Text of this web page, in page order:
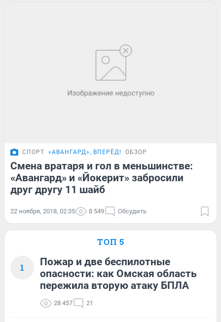
СПОРТ «АВАНГАРД», ВПЕРЁД! ОБЗОР
Смена вратаря и гол в меньшинстве:
«Авангард» и «Йокерит» забросили
друг другу 11 шайб
22 ноября, 2018, 02:35 8 549 Обсудить
ТОП 5
1
Пожар и две беспилотные
опасности: как Омская область
пережила вторую атаку БПЛА
28 457 21